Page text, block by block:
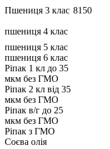
Пшениця 3 клас 8150
пшениця 4 клас
пшениця 5 клас
пшениця 6 клас
Ріпак 1 кл до 35
мкм без ГМО
Ріпак 2 кл від 35
мкм без ГМО
Ріпак в/г до 25
мкм без ГМО
Ріпак з ГМО
Соєва олія